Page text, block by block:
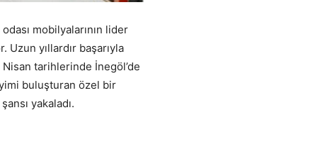
mobilyalarının lider
yıllardır başarıyla
Nisan tarihlerinde İnegöl’de
buluşturan özel bir
yakaladı.